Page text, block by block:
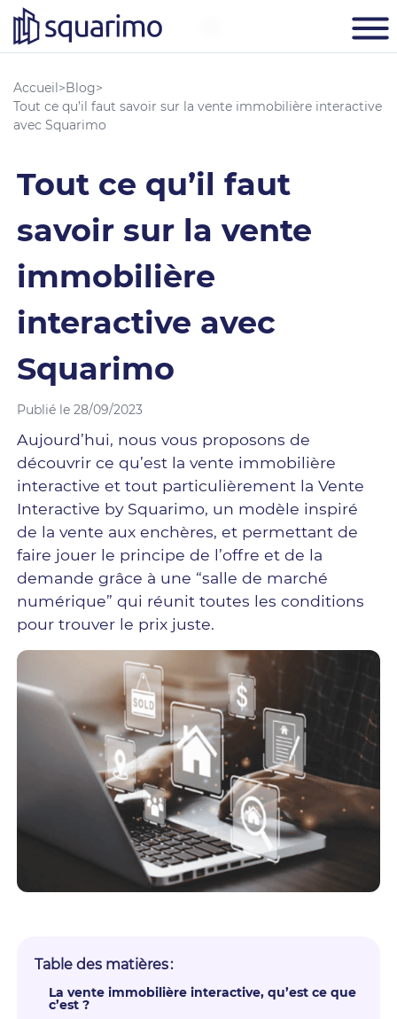
Accueil>Blog>
Tout ce qu’il faut savoir sur la vente immobilière interactive
avec Squarimo
Tout ce qu’il faut
savoir sur la vente
immobilière
interactive avec
Squarimo
Publié le 28/09/2023
Aujourd’hui, nous vous proposons de
découvrir ce qu’est la vente immobilière
interactive et tout particulièrement la Vente
Interactive by Squarimo, un modèle inspiré
de la vente aux enchères, et permettant de
faire jouer le principe de l’offre et de la
demande grâce à une “salle de marché
numérique” qui réunit toutes les conditions
pour trouver le prix juste.
Table des matières :
La vente immobilière interactive, qu’est ce que
c’est ?